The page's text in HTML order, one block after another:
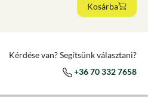
Kosárba
Kérdése van? Segítsünk választani?
+36 70 332 7658